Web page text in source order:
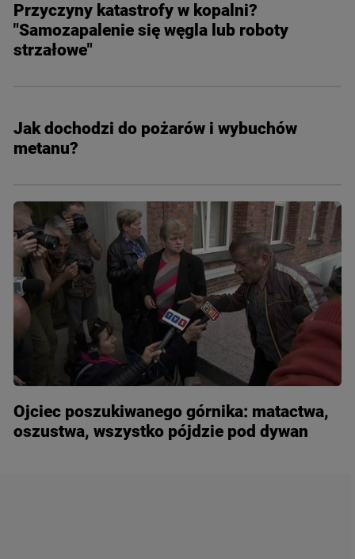
Przyczyny katastrofy w kopalni?
"Samozapalenie się węgla lub roboty
strzałowe"
Jak dochodzi do pożarów i wybuchów
metanu?
Ojciec poszukiwanego górnika: matactwa,
oszustwa, wszystko pójdzie pod dywan